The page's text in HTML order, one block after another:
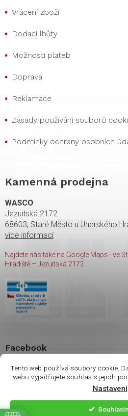
Tento web používá soubory cookie.
webu vyjadřujete souhlas s jejich
Nastavení
Vrácení zboží
Dodací lhůty
Možnosti plateb
Doprava
Reklamace
Zásady používání souborů
Podmínky ochrany osobních
Kamenná prodejna
WASCO
Jezuitská 2172
68603, Staré Město u Uherského
více informací
Najdete nás také na Google Maps - ve
Hradiště – Jezuitská 2172.
Facebook
Copyright 2026 shop Wasco.